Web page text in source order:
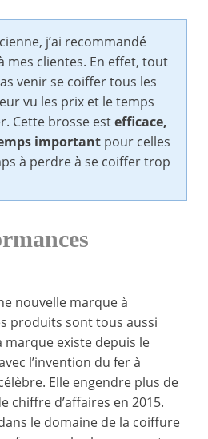
j’ai recommandé
à mes clientes. En effet, tout
venir se coiffer tous les
vu les prix et le temps
Cette brosse estefficace,
important pour celles
à perdre à se coiffer trop
nouvelle marque à
produits sont tous aussi
marque existe depuis le
l’invention du fer à
Elle engendre plus de
chiffre d’affaires en 2015.
le domaine de la coiffure